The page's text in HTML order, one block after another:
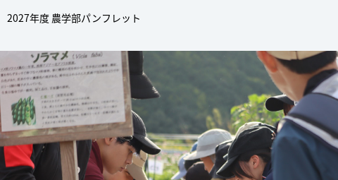
2027年度 農学部パンフレット